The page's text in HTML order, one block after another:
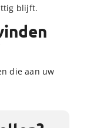
blijft.
die aan uw